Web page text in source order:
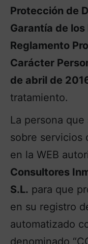
Protección de
Garantía de
Reglamento
Carácter
de abril de
tratamiento.
La persona
sobre servicios
en la WEB
Consultores
S.L. para que
en su registro
automatizado
denominado